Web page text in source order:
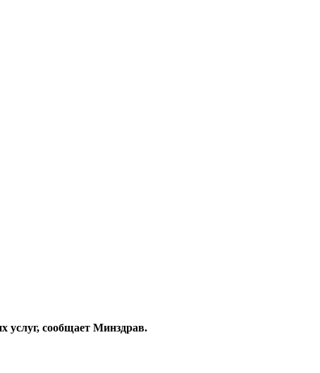
услуг, сообщает Минздрав.